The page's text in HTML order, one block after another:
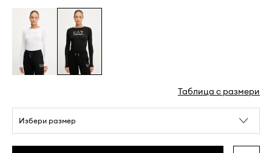
Таблица с размери
Избери размер